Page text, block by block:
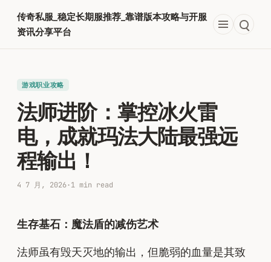
内
传奇私服_稳定长期服推荐_靠谱版本攻略与开服
资讯分享平台
游戏职业攻略
法师进阶：掌控冰火雷
电，成就玛法大陆最强远
程输出！
4 7 月, 2026·1 min read
生存基石：魔法盾的减伤艺术
法师虽有毁天灭地的输出，但脆弱的血量是其致